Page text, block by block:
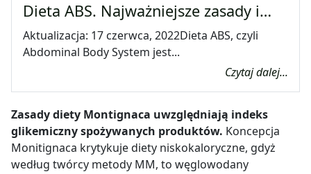
Dieta ABS. Najważniejsze zasady i…
Aktualizacja: 17 czerwca, 2022Dieta ABS, czyli
Abdominal Body System jest...
Czytaj dalej...
Zasady diety Montignaca uwzględniają indeks
glikemiczny spożywanych produktów. Koncepcja
Monitignaca krytykuje diety niskokaloryczne, gdyż
według twórcy metody MM, to węglowodany